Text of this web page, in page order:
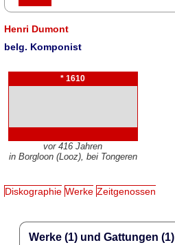
Henri Dumont
belg. Komponist
* 1610
vor 416 Jahren
in Borgloon (Looz), bei Tongeren
Diskographie Werke Zeitgenossen
Werke (1) und Gattungen (1)